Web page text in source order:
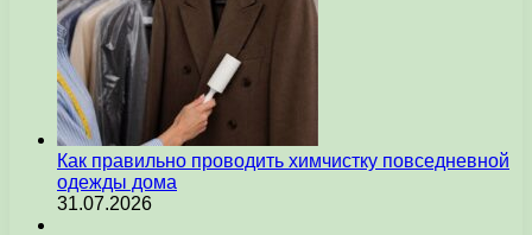
Как правильно проводить химчистку повседневной
одежды дома
31.07.2026